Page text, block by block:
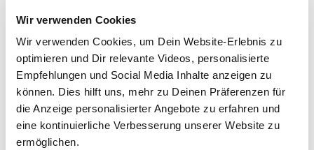
Wir verwenden Cookies
Wir verwenden Cookies, um Dein Website-Erlebnis zu
optimieren und Dir relevante Videos, personalisierte
Empfehlungen und Social Media Inhalte anzeigen zu
können. Dies hilft uns, mehr zu Deinen Präferenzen für
die Anzeige personalisierter Angebote zu erfahren und
eine kontinuierliche Verbesserung unserer Website zu
ermöglichen.
Mantrailing
Schäferhund
Schweißhund
exzessives Lecken
Niesen
Hepatitis
Impfen
Leptospirose
Parvovirose
Staupe